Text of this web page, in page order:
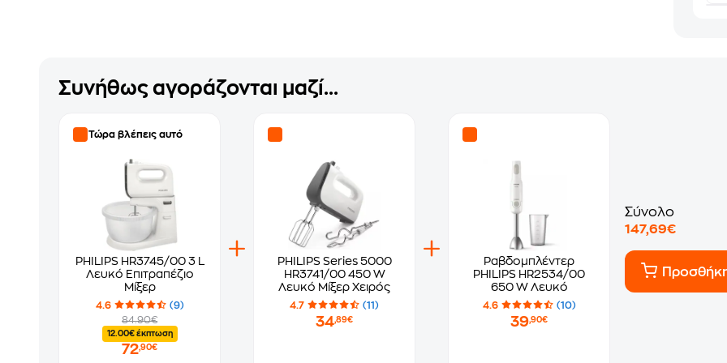
Συνήθως αγοράζονται μαζί...
Τώρα βλέπεις αυτό
PHILIPS HR3745/00 3 L
Λευκό Επιτραπέζιο
Μίξερ
4.6
(9)
84.90€
12.00€ έκπτωση
72,90€
PHILIPS Series 5000
HR3741/00 450 W
Λευκό Μίξερ Χειρός
4.7 (11)
34,89€
Ραβδομπλέντερ
PHILIPS HR2534/00
650 W Λευκό
4.6 (10)
39,90€
Σύνολο
147,69€